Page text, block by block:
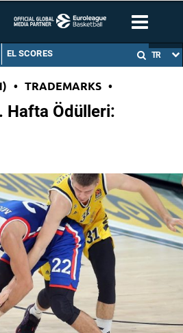
EL SCORES TR
• TRADEMARKS •
Hafta Ödülleri: